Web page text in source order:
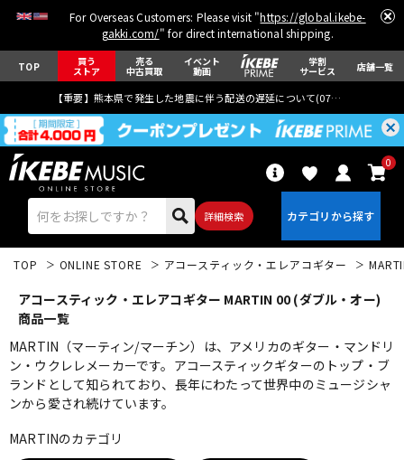
For Overseas Customers: Please visit "https://global.ikebe-
gakki.com/" for direct international shipping.
TOP 買う
ストア
売る
中古買取
イベント
動画
学割
サービス 店舗一覧
【重要】熊本県で発生した地震に伴う配送の遅延について(07月29日
詳細検索
0
エレキギター アコギ/エレアコ
ベース
TOP ONLINE STORE アコースティック・エレアコギター
アコースティック・エレアコギター MARTIN 00 (ダブル・オー)
商品一覧
MARTIN（マーティン/マーチン）は、アメリカのギター・マンドリ
ン・ウクレレメーカーです。アコースティックギターのトップ・ブ
ランドとして知られており、長年にわたって世界中のミュージシャ
ンから愛され続けています。
MARTINのカテゴリ